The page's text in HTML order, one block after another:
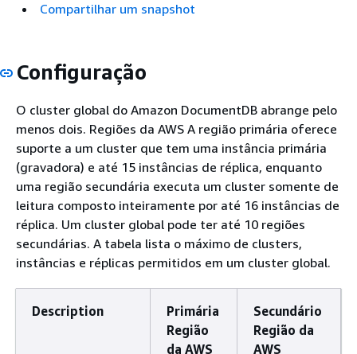
Compartilhar um snapshot
Configuração
O cluster global do Amazon DocumentDB abrange pelo
menos dois. Regiões da AWS A região primária oferece
suporte a um cluster que tem uma instância primária
(gravadora) e até 15 instâncias de réplica, enquanto
uma região secundária executa um cluster somente de
leitura composto inteiramente por até 16 instâncias de
réplica. Um cluster global pode ter até 10 regiões
secundárias. A tabela lista o máximo de clusters,
instâncias e réplicas permitidos em um cluster global.
Description
Primária
Região
da AWS
Secundário
Região da
AWS